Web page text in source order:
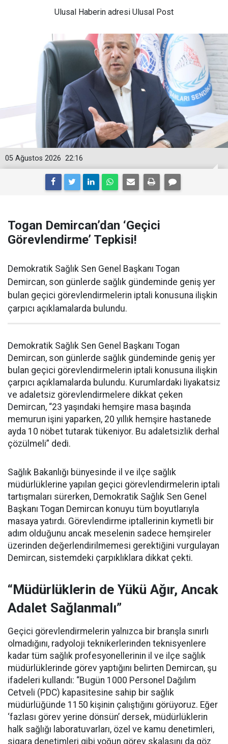
Ulusal Haberin adresi Ulusal Post
22:16
05 Ağustos 2026
Togan Demircan’dan ‘Geçici
Görevlendirme’ Tepkisi!
Demokratik Sağlık Sen Genel Başkanı Togan
Demircan, son günlerde sağlık gündeminde geniş yer
bulan geçici görevlendirmelerin iptali konusuna ilişkin
çarpıcı açıklamalarda bulundu.
Demokratik Sağlık Sen Genel Başkanı Togan
Demircan, son günlerde sağlık gündeminde geniş yer
bulan geçici görevlendirmelerin iptali konusuna ilişkin
çarpıcı açıklamalarda bulundu. Kurumlardaki liyakatsiz
ve adaletsiz görevlendirmelere dikkat çeken
Demircan, “23 yaşındaki hemşire masa başında
memurun işini yaparken, 20 yıllık hemşire hastanede
ayda 10 nöbet tutarak tükeniyor. Bu adaletsizlik derhal
çözülmeli” dedi.
Sağlık Bakanlığı bünyesinde il ve ilçe sağlık
müdürlüklerine yapılan geçici görevlendirmelerin iptali
tartışmaları sürerken, Demokratik Sağlık Sen Genel
Başkanı Togan Demircan konuyu tüm boyutlarıyla
masaya yatırdı. Görevlendirme iptallerinin kıymetli bir
adım olduğunu ancak meselenin sadece hemşireler
üzerinden değerlendirilmemesi gerektiğini vurgulayan
Demircan, sistemdeki çarpıklıklara dikkat çekti.
“Müdürlüklerin de Yükü Ağır, Ancak
Adalet Sağlanmalı”
Geçici görevlendirmelerin yalnızca bir branşla sınırlı
olmadığını, radyoloji teknikerlerinden teknisyenlere
kadar tüm sağlık profesyonellerinin il ve ilçe sağlık
müdürlüklerinde görev yaptığını belirten Demircan, şu
ifadeleri kullandı: “Bugün 1000 Personel Dağılım
Cetveli (PDC) kapasitesine sahip bir sağlık
müdürlüğünde 1150 kişinin çalıştığını görüyoruz. Eğer
‘fazlası görev yerine dönsün’ dersek, müdürlüklerin
halk sağlığı laboratuvarları, özel ve kamu denetimleri,
sigara denetimleri gibi yoğun görev skalasını da göz